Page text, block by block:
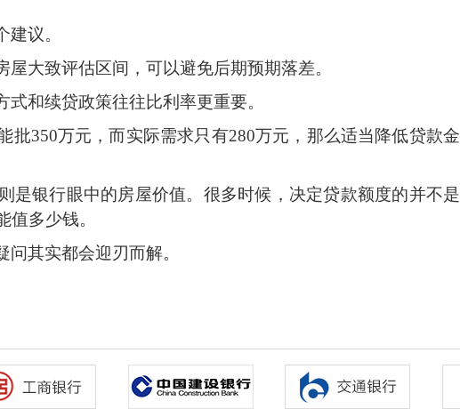
议。
大致评估区间，可以避免后期预期落差。
和续贷政策往往比利率更重要。
批350万元，而实际需求只有280万元，那么适当降低贷款金
是银行眼中的房屋价值。很多时候，决定贷款额度的并不是
多少钱。
其实都会迎刃而解。